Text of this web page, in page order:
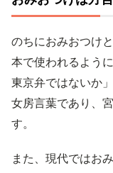
のちにおみおつけ
本で使われるよう
東京弁ではないか
女房言葉であり、
す。
また、現代ではお